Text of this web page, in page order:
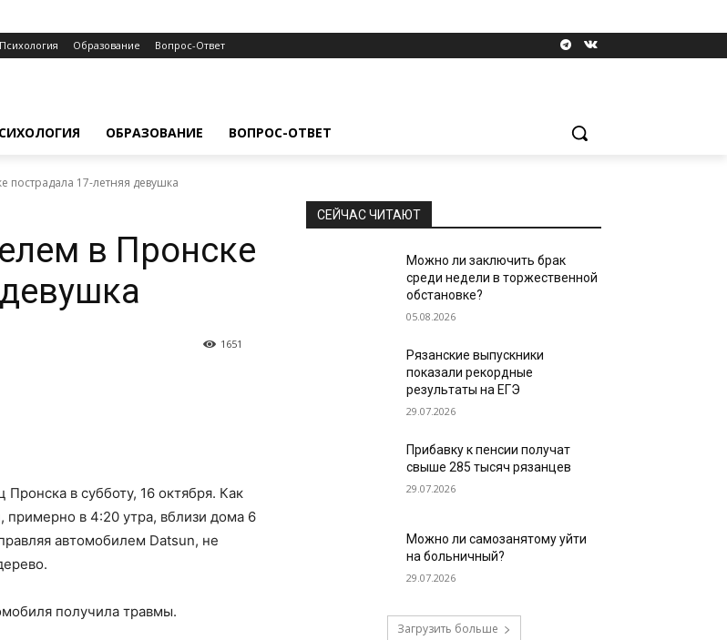
Психология Образование Вопрос-Ответ
ОБРАЗОВАНИЕ ВОПРОС-ОТВЕТ
пострадала 17-летняя девушка
в Пронске
1651
в субботу, 16 октября. Как
в 4:20 утра, вблизи дома 6
автомобилем Datsun, не
получила травмы.
СЕЙЧАС ЧИТАЮТ
Можно ли заключить брак
среди недели в торжественной
обстановке?
05.08.2026
Рязанские выпускники
показали рекордные
результаты на ЕГЭ
29.07.2026
Прибавку к пенсии получат
свыше 285 тысяч рязанцев
29.07.2026
Можно ли самозанятому уйти
на больничный?
29.07.2026
Загрузить больше